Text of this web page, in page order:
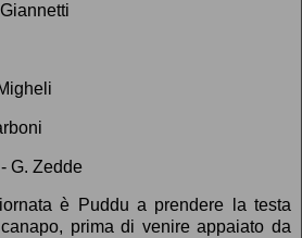
G. Zedde
è Puddu a prendere la testa
prima di venire appaiato da